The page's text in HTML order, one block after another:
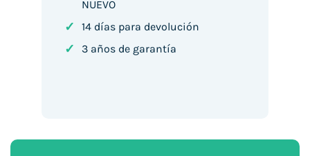
NUEVO
✓ 14 días para devolución
✓ 3 años de garantía